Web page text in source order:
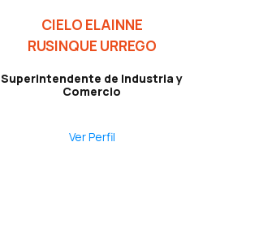
CIELO ELAINNE
RUSINQUE URREGO
Superintendente de Industria y
Comercio
Ver Perfil